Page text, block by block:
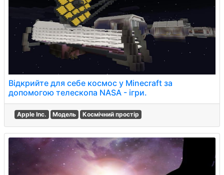
Відкрийте для себе космос у Minecraft за
допомогою телескопа NASA - ігри.
Apple Inc. Модель Космічний простір